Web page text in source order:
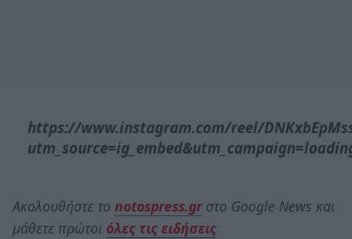
https://www.instagram.com/reel/
Ακολουθήστε το notospress.grστο Google News και
μάθετε πρώτοι όλες τις ειδήσεις